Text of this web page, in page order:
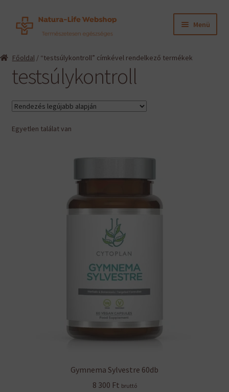
Ugrás
Kilépés
Menü
Információk
Gyártók
Hírek
Viszonteladók, szakembereknek
Főoldal/ “testsúlykontroll” címkével rendelkező termékek
testsúlykontroll
Egyetlen találat van
Gymnema Sylvestre 60db
8 300 Ft bruttó